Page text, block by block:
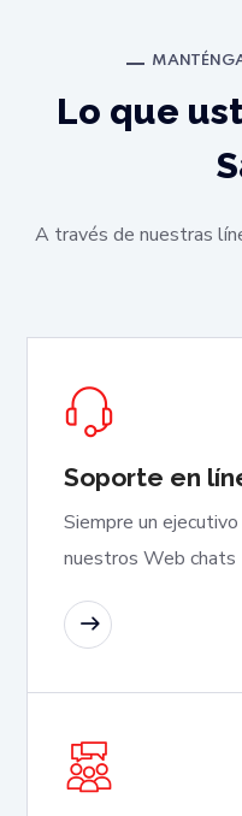
Lo que
A través de nuestras
Soporte en
Siempre un
nuestros Web chats